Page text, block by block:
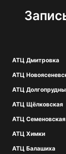
АТЦ Дмитровка
АТЦ
АТЦ
АТЦ Щёлковская
АТЦ Семеновская
АТЦ Химки
АТЦ Балашиха